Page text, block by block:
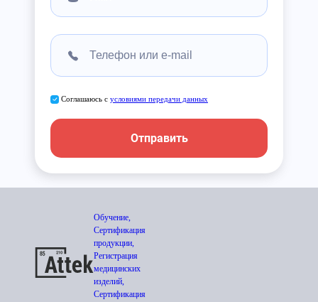
Соглашаюсь с условиями передачи данных
Отправить
Обучение,
Сертификация
продукции,
Регистрация
медицинских
изделий,
Сертификация